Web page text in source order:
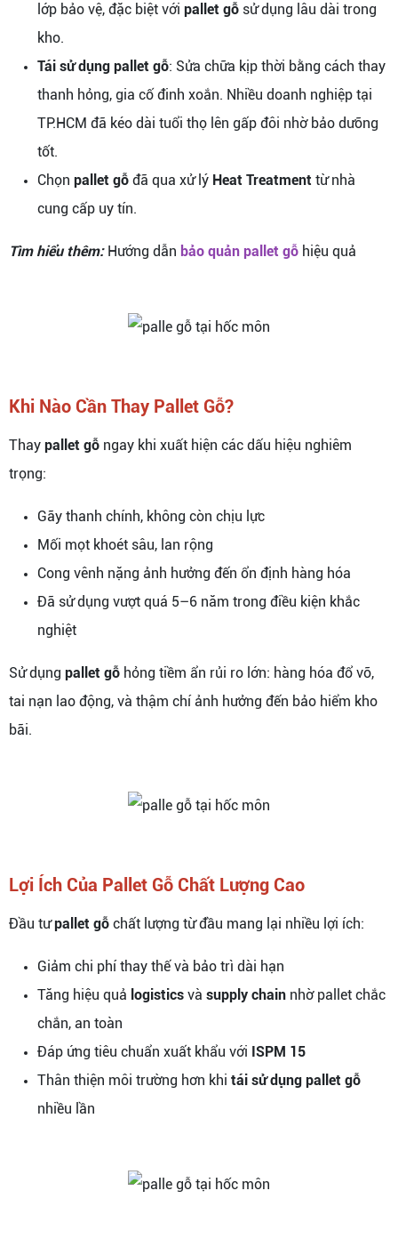
lớp bảo vệ, đặc biệt với pallet gỗ sử dụng lâu dài trong
kho.
Tái sử dụng pallet gỗ: Sửa chữa kịp thời bằng cách thay
thanh hỏng, gia cố đinh xoắn. Nhiều doanh nghiệp tại
TP.HCM đã kéo dài tuổi thọ lên gấp đôi nhờ bảo dưỡng
tốt.
Chọn pallet gỗ đã qua xử lý Heat Treatment từ nhà
cung cấp uy tín.
Tìm hiểu thêm: Hướng dẫn bảo quản pallet gỗ hiệu quả
Khi Nào Cần Thay Pallet Gỗ?
Thay pallet gỗ ngay khi xuất hiện các dấu hiệu nghiêm
trọng:
Gãy thanh chính, không còn chịu lực
Mối mọt khoét sâu, lan rộng
Cong vênh nặng ảnh hưởng đến ổn định hàng hóa
Đã sử dụng vượt quá 5–6 năm trong điều kiện khắc
nghiệt
Sử dụng pallet gỗ hỏng tiềm ẩn rủi ro lớn: hàng hóa đổ vỡ,
tai nạn lao động, và thậm chí ảnh hưởng đến bảo hiểm kho
bãi.
Lợi Ích Của Pallet Gỗ Chất Lượng Cao
Đầu tưpallet gỗ chất lượng từ đầu mang lại nhiều lợi ích:
Giảm chi phí thay thế và bảo trì dài hạn
Tăng hiệu quả logistics và supply chain nhờ pallet chắc
chắn, an toàn
Đáp ứng tiêu chuẩn xuất khẩu với ISPM 15
Thân thiện môi trường hơn khi tái sử dụng pallet gỗ
nhiều lần